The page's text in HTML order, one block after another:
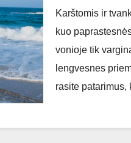
Karštomis ir
kuo
vonioje tik
lengvesnes
rasite